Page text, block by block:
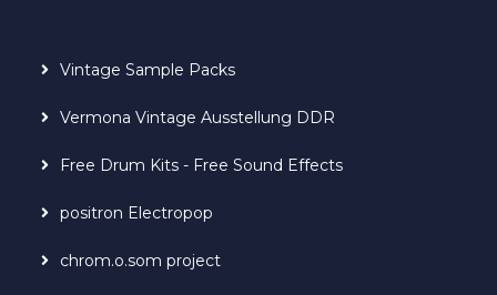
Vintage Sample Packs
Vermona Vintage Ausstellung DDR
Free Drum Kits - Free Sound Effects
positron Electropop
chrom.o.som project